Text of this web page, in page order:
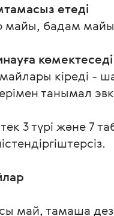
етеді
майы, бадам
көмектеседі
кіреді -
танымал
3 түрі және 7
май, тамаша